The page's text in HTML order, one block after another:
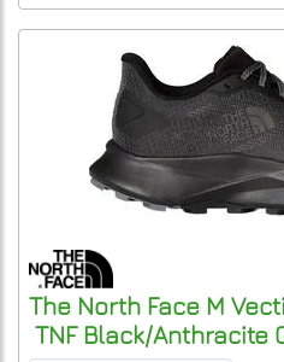
The North Face M
TNF Black/Anthracite